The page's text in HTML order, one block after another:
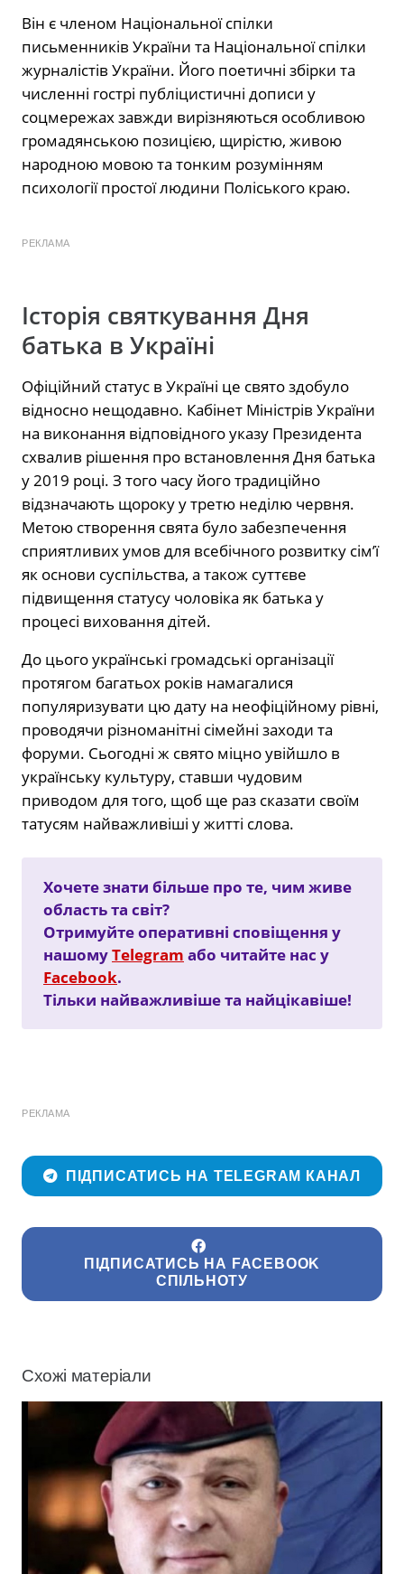
Він є членом Національної спілки
письменників України та Національної спілки
журналістів України. Його поетичні збірки та
численні гострі публіцистичні дописи у
соцмережах завжди вирізняються особливою
громадянською позицією, щирістю, живою
народною мовою та тонким розумінням
психології простої людини Поліського краю.
РЕКЛАМА
Історія святкування Дня
батька в Україні
Офіційний статус в Україні це свято здобуло
відносно нещодавно. Кабінет Міністрів України
на виконання відповідного указу Президента
схвалив рішення про встановлення Дня батька
у 2019 році. З того часу його традиційно
відзначають щороку у третю неділю червня.
Метою створення свята було забезпечення
сприятливих умов для всебічного розвитку сім’ї
як основи суспільства, а також суттєве
підвищення статусу чоловіка як батька у
процесі виховання дітей.
До цього українські громадські організації
протягом багатьох років намагалися
популяризувати цю дату на неофіційному рівні,
проводячи різноманітні сімейні заходи та
форуми. Сьогодні ж свято міцно увійшло в
українську культуру, ставши чудовим
приводом для того, щоб ще раз сказати своїм
татусям найважливіші у житті слова.
Хочете знати більше про те, чим живе
область та світ?
Отримуйте оперативні сповіщення у
нашомуTelegram або читайте нас у
Facebook.
Тільки найважливіше та найцікавіше!
РЕКЛАМА
ПІДПИСАТИСЬ НА TELEGRAM КАНАЛ
ПІДПИСАТИСЬ НА FACEBOOK
СПІЛЬНОТУ
Схожі матеріали